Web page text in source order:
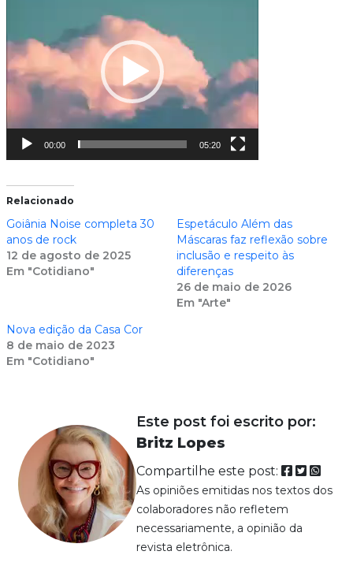
00:00 05:20
Relacionado
Goiânia Noise completa 30
anos de rock
12 de agosto de 2025
Em "Cotidiano"
Espetáculo Além das
Máscaras faz reflexão sobre
inclusão e respeito às
diferenças
26 de maio de 2026
Em "Arte"
Nova edição da Casa Cor
8 de maio de 2023
Em "Cotidiano"
Este post foi escrito por:
Britz Lopes
Compartilhe este post:
As opiniões emitidas nos textos dos
colaboradores não refletem
necessariamente, a opinião da
revista eletrônica.